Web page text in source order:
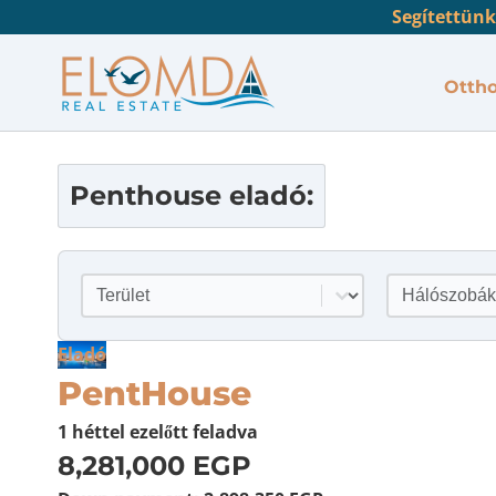
Penthouse eladó:
Helyszín
Tartalom kiválasztása Hálószobák
Tartalom
Eladó
PentHouse
1 héttel ezelőttfeladva
8,281,000 EGP